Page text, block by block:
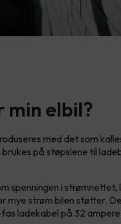
min elbil?
med det som
på støpslene til
spenningen i strømnettet,
mye strøm bilen støtter.
ladekabel på 32